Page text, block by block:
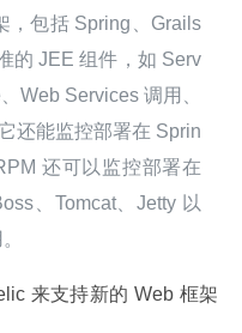
，包括 Spring、Grails
的 JEE 组件，如 Serv
Web Services 调用、
还能监控部署在 Sprin
还可以监控部署在
、Tomcat、Jetty 以
来支持新的 Web 框架